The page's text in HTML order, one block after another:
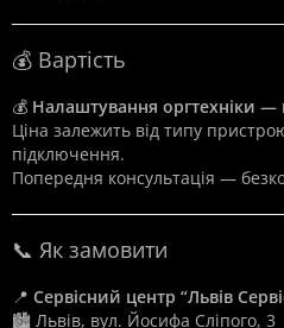
💰 Вартість
💰 Налаштування оргтехніки —
Ціна залежить від типу
підключення.
Попередня консультація —
📞 Як замовити
📍 Сервісний центр “Львів
🏙️ Львів, вул. Йосифа Сліпого, 3